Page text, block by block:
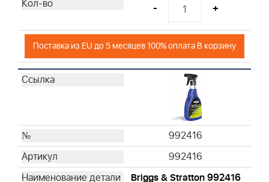
- +
Поставка из EU до 5 месяцев 100% оплата В корзину
992416
992416
Briggs & Stratton 992416